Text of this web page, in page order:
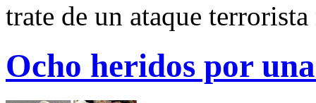
trate de un ataque
Ocho heridos por